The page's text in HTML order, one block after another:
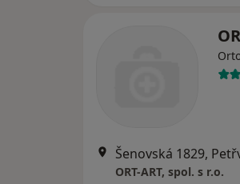
Šenovská 1829,
ORT-ART, spol. s r.o.